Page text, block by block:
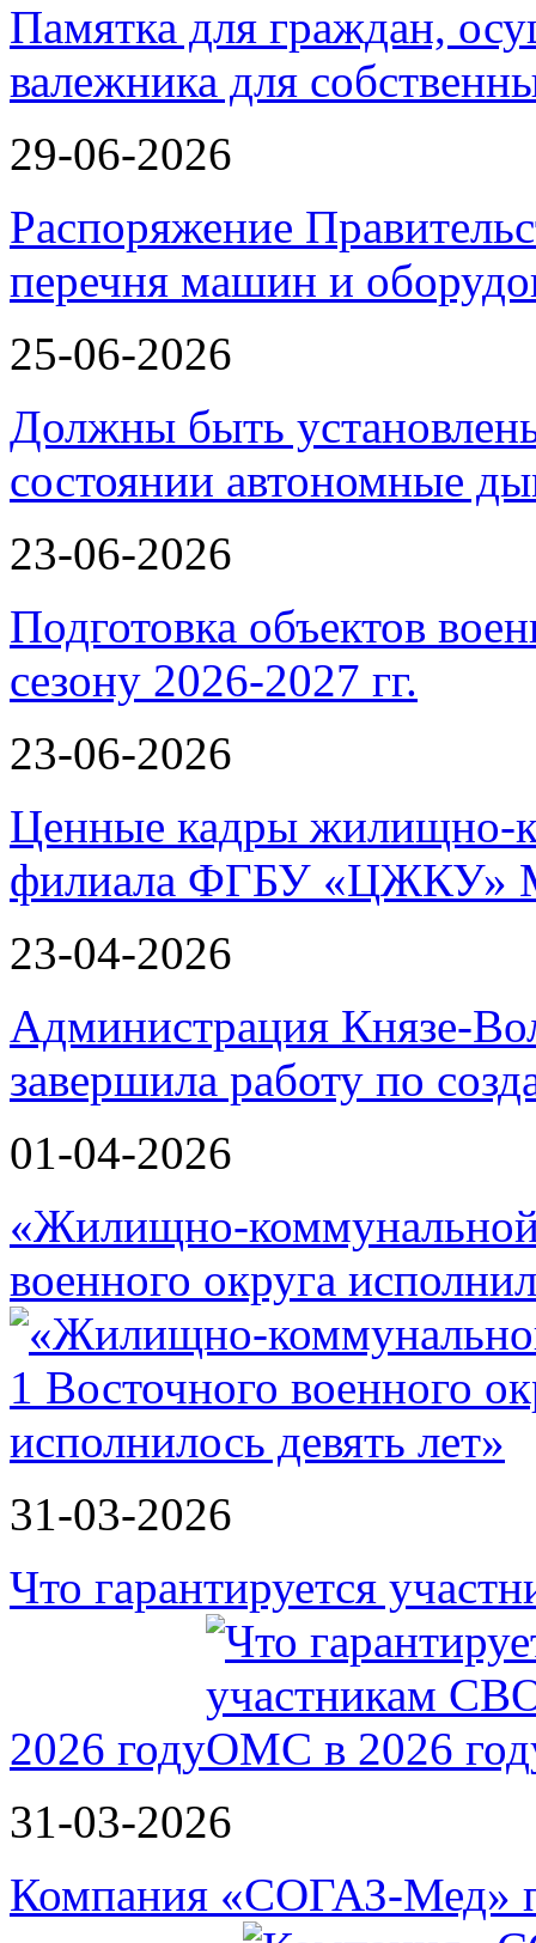
Памятка для граждан,
валежника для
29-06-2026
Распоряжение
перечня машин и
25-06-2026
Должны быть
состоянии автономные
23-06-2026
Подготовка объектов
сезону 2026-2027 гг.
23-06-2026
Ценные кадры жилищно-
филиала ФГБУ «ЦЖКУ»
23-04-2026
Администрация Князе-
завершила работу по
01-04-2026
«Жилищно-
военного округа
31-03-2026
Что гарантируется
2026 году
31-03-2026
Компания «СОГАЗ-Мед»